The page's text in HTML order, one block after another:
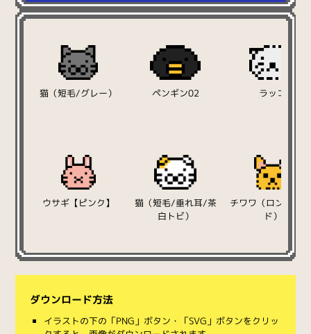
猫（短毛/グレー） ペンギン02 ラッコ
ウサギ【ピンク】
猫（短毛/垂れ耳/茶
白トビ）
チワワ（ロング/レ
ド）
ダウンロード方法
イラストの下の「PNG」ボタン・「SVG」ボタンをクリッ